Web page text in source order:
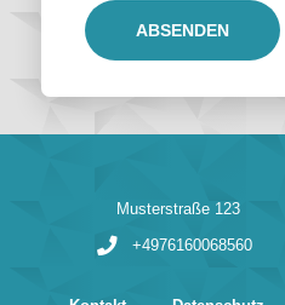
ABSENDEN
Musterstraße 123
+4976160068560